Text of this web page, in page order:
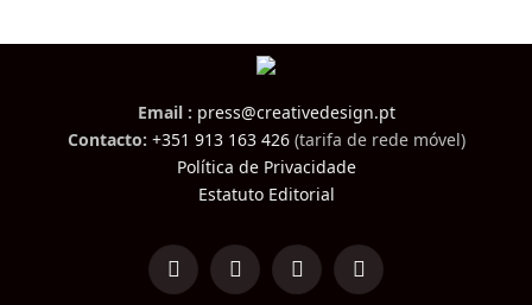
Email : press@creativedesign.pt
Contacto: +351 913 163 426(tarifa de rede móvel)
Política de Privacidade
Estatuto Editorial
LinkedInFacebookInstagramTikTok